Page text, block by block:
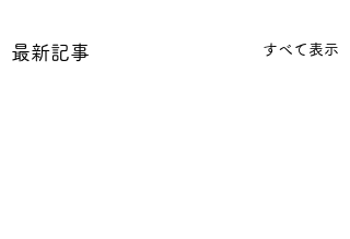
最新記事 すべて表示